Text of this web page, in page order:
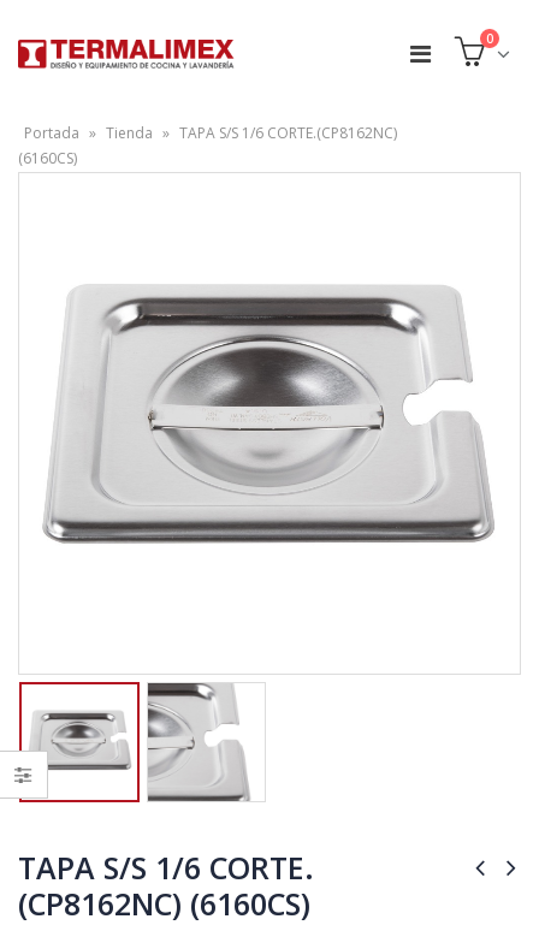
0
Portada » Tienda » TAPA S/S 1/6 CORTE.(CP8162NC)
(6160CS)
TAPA S/S 1/6 CORTE.
(CP8162NC) (6160CS)